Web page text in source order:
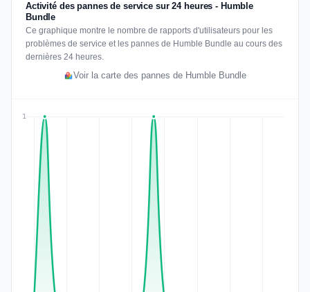
Activité des pannes de service sur 24 heures - Humble
Bundle
Ce graphique montre le nombre de rapports d'utilisateurs pour les
problèmes de service et les pannes de Humble Bundle au cours des
dernières 24 heures.
Voir la carte des pannes de Humble Bundle